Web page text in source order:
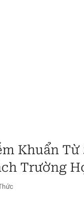
Khuẩn
Trường